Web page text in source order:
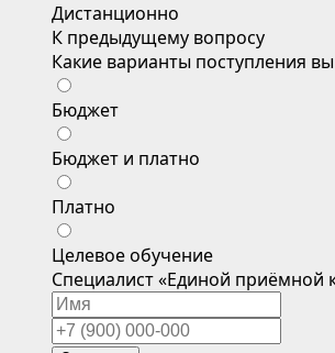
Дистанционно
К предыдущему вопросу
Какие варианты поступления
Бюджет
Бюджет и платно
Платно
Целевое обучение
Специалист «Единой приёмной